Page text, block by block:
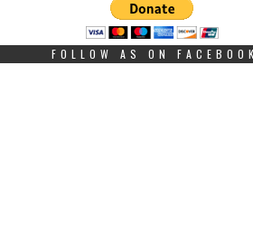
FOLLOW AS ON FACEBOOK